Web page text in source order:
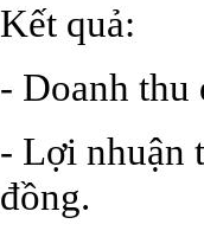
Kết quả:
- Doanh thu
- Lợi nhuận
đồng.